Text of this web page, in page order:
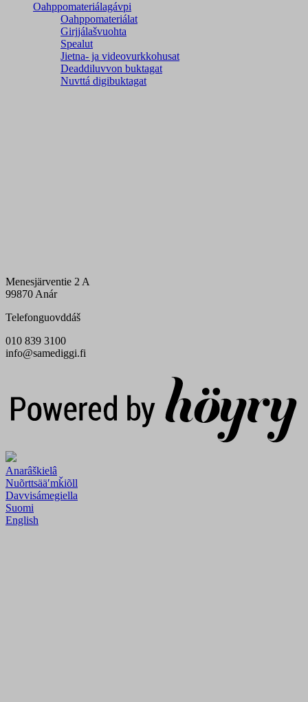
Oahppomateriálagávpi
Oahppomateriálat
Girjjálašvuohta
Spealut
Jietna- ja videovurkkohusat
Deaddiluvvon buktagat
Nuvttá digibuktagat
Menesjärventie 2 A
99870 Anár
Telefonguovddáš
010 839 3100
info@samediggi.fi
Anarâškielâ
Nuõrttsääʹmǩiõll
Davvisámegiella
Suomi
English